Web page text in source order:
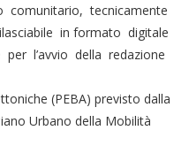
comunitario, tecnicamente
in formato digitale
l’avvio della redazione
(PEBA) previsto dalla
Urbano della Mobilità